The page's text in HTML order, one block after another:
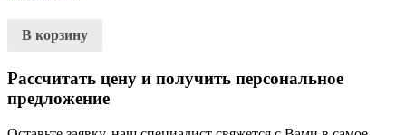
В корзину
Рассчитать цену и получить персональное
предложение